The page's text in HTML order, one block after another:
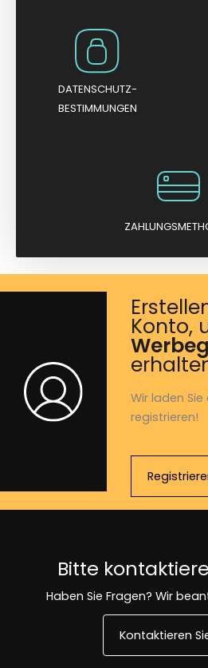
DATENSCHUTZ-
BESTIMMUNGEN
Konto,
Wir laden
registrieren!
Bitte
Haben Sie Fragen? Wir
Kontaktieren